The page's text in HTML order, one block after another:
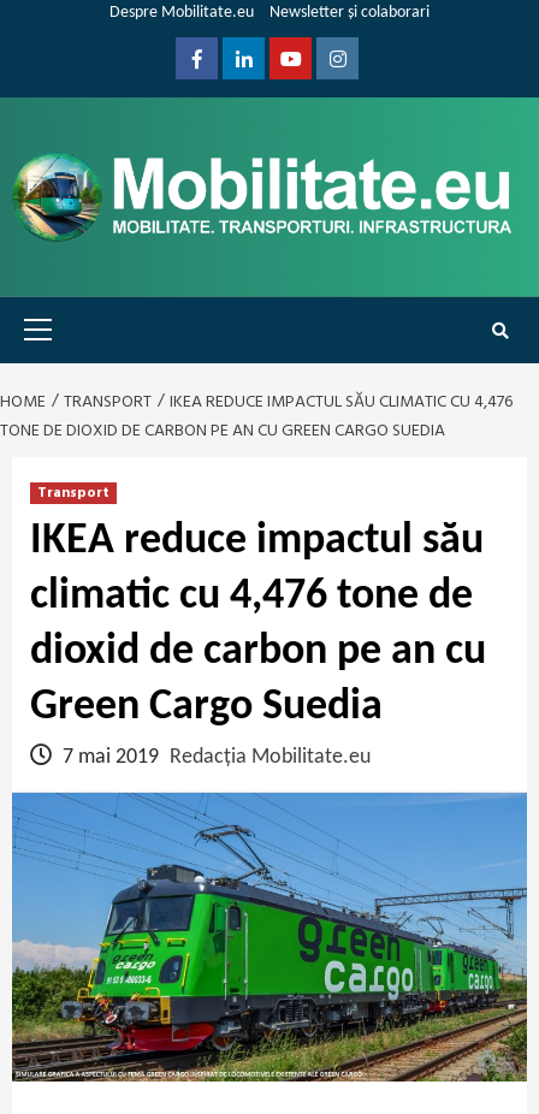
Despre Mobilitate.eu Newsletter și colaborari
FacebookLinkedinYoutubeInstagram
Primary
Menu
HOME TRANSPORT
IKEA REDUCE IMPACTUL SĂU CLIMATIC CU 4,476
TONE DE DIOXID DE CARBON PE AN CU GREEN CARGO SUEDIA
Transport
IKEA reduce impactul său
climatic cu 4,476 tone de
dioxid de carbon pe an cu
Green Cargo Suedia
7 mai 2019 Redacția Mobilitate.eu